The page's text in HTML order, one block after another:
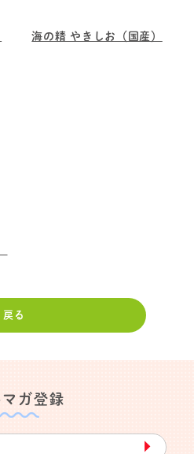
海の精 やきしお（国産）
戻る
マガ登録
▶︎